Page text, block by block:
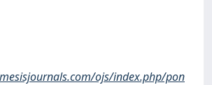
ojs/index.php/pon